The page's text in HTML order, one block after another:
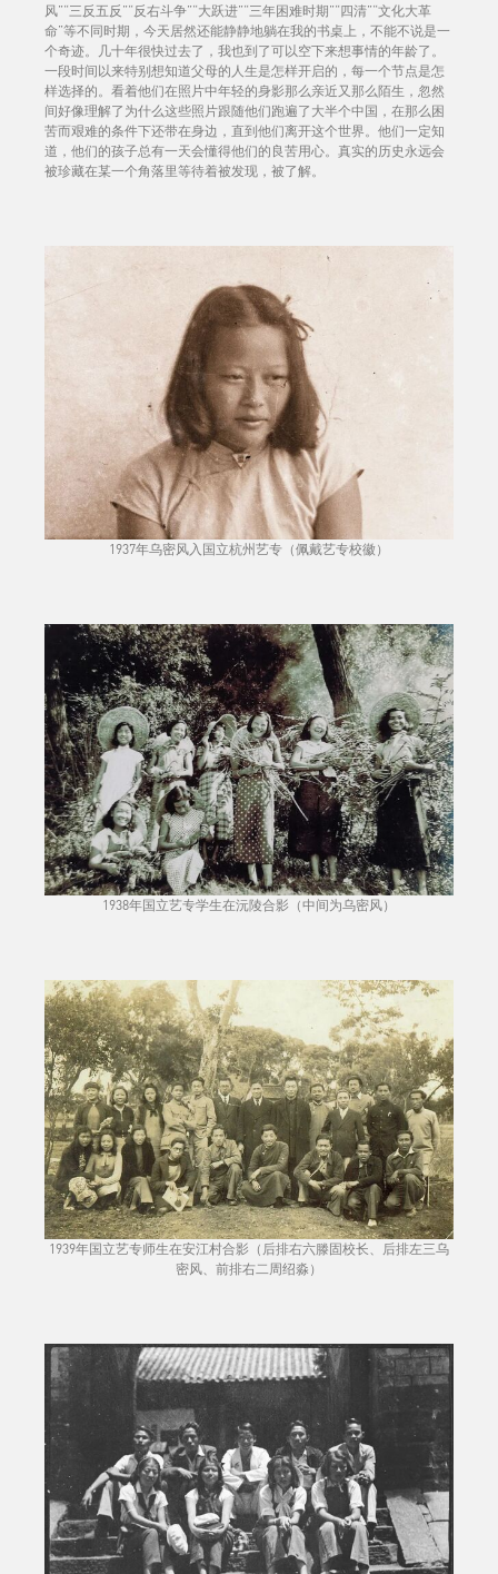
风”“三反五反”“反右斗争”“大跃进”“三年困难时期”“四清”“文化大革
命”等不同时期，今天居然还能静静地躺在我的书桌上，不能不说是一
个奇迹。几十年很快过去了，我也到了可以空下来想事情的年龄了。
一段时间以来特别想知道父母的人生是怎样开启的，每一个节点是怎
样选择的。看着他们在照片中年轻的身影那么亲近又那么陌生，忽然
间好像理解了为什么这些照片跟随他们跑遍了大半个中国，在那么困
苦而艰难的条件下还带在身边，直到他们离开这个世界。他们一定知
道，他们的孩子总有一天会懂得他们的良苦用心。真实的历史永远会
被珍藏在某一个角落里等待着被发现，被了解。
1937年乌密风入国立杭州艺专（佩戴艺专校徽）
1938年国立艺专学生在沅陵合影（中间为乌密风）
1939年国立艺专师生在安江村合影（后排右六滕固校长、后排左三乌
密风、前排右二周绍淼）